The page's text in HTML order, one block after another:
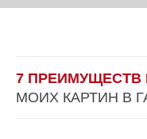
7 ПРЕИМУЩЕСТВ
МОИХ КАРТИН В